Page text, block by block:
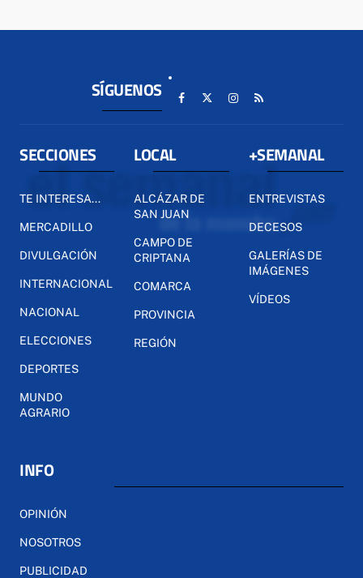
SÍGUENOS
SECCIONES
TE INTERESA...
MERCADILLO
DIVULGACIÓN
INTERNACIONAL
NACIONAL
ELECCIONES
DEPORTES
MUNDO
AGRARIO
LOCAL
ALCÁZAR DE
SAN JUAN
CAMPO DE
CRIPTANA
COMARCA
PROVINCIA
REGIÓN
+SEMANAL
ENTREVISTAS
DECESOS
GALERÍAS DE
IMÁGENES
VÍDEOS
INFO
OPINIÓN
NOSOTROS
PUBLICIDAD